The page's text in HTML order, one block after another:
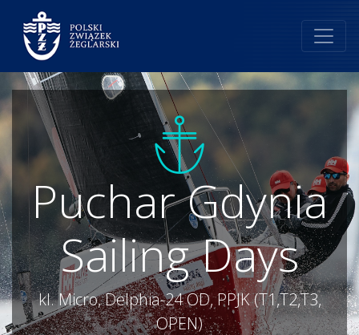
Puchar Gdynia
Sailing Days
kl. Micro, Delphia-24 OD, PPJK (T1,T2,T3,
OPEN)